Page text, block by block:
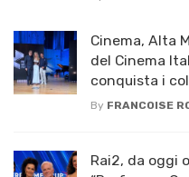
Cinema, Alta
del Cinema
conquista i
By FRANCOISE
Rai2, da oggi